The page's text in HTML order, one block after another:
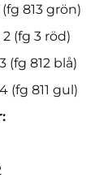
(fg 813 grön)
(fg 3 röd)
(fg 812 blå)
(fg 811 gul)